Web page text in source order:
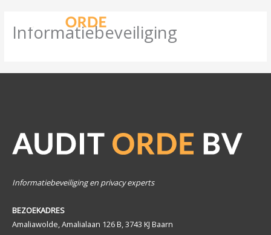
Informatiebeveiliging
Informatiebeveiliging en privacy experts
BEZOEKADRES
Amaliawolde, Amalialaan 126 B, 3743 KJ Baarn